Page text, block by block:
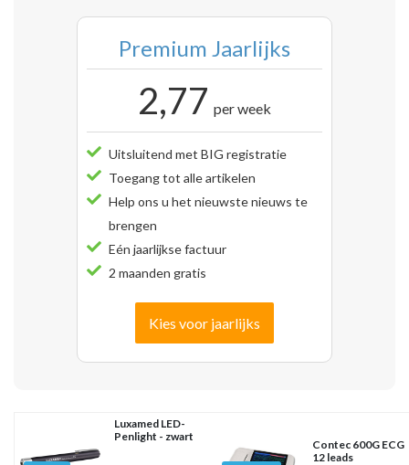
Premium Jaarlijks
2,77 per week
Uitsluitend met BIG registratie
Toegang tot alle artikelen
Help ons u het nieuwste nieuws te
brengen
Eén jaarlijkse factuur
2 maanden gratis
Kies voor jaarlijks
Luxamed LED-
Penlight - zwart
Contec 600G ECG
12 leads